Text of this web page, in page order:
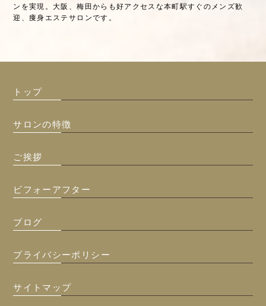
ンを実現。大阪、梅田からも好アクセスな本町駅すぐのメンズ歓
迎、痩身エステサロンです。
トップ
サロンの特徴
ご挨拶
ビフォーアフター
ブログ
プライバシーポリシー
サイトマップ